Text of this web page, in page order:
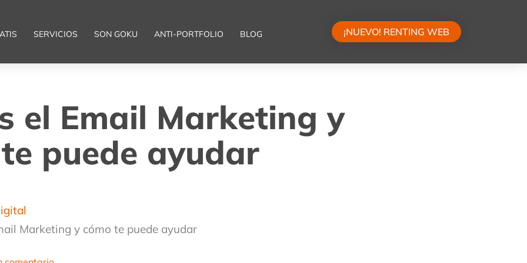
SERVICIOS SON GOKU ANTI-PORTFOLIO BLOG ¡NUEVO! RENTING WEB
el Email Marketing y
puede ayudar
Marketing y cómo te puede ayudar